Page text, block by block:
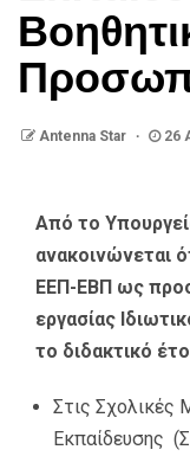
Antenna Star 26
Από το
ανακοινώνεται
ΕΕΠ-ΕΒΠ ως
εργασίας
το διδακτικό
Στις Σχολικές
Εκπαίδευσης